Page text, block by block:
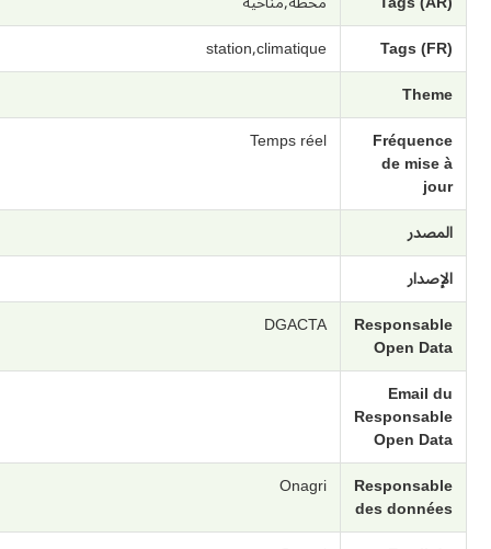
Tags (FR)
station,climatique
Theme
Fréquence
de mise à
jour
Temps réel
المصدر
الإصدار
Responsable
Open Data
DGACTA
Email du
Responsable
Open Data
Responsable
des données
Onagri